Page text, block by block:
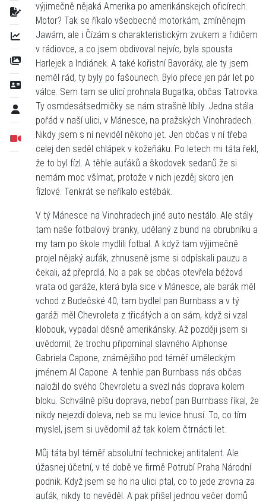
výjimečně nějaká Amerika po amerikánskejch oficírech.
Motor? Tak se říkalo všeobecně motorkám, zmíněnejm
Jawám, ale i Čízám s charakteristickým zvukem a řidičem
v rádiovce, a co jsem obdivoval nejvíc, byla spousta
Harlejek a Indiánek. A také kořistní Bavoráky, ale ty jsem
neměl rád, ty byly po fašounech. Bylo přece jen pár let po
válce. Sem tam se ulicí prohnala Bugatka, občas Tatrovka.
Ty osmdesátsedmičky se nám strašně líbily. Jedna stála
pořád v naší ulici, v Mánesce, na pražských Vinohradech.
Nikdy jsem s ní neviděl někoho jet. Jen občas v ní třeba
celej den seděl chlápek v kožeňáku. Po letech mi táta řekl,
že to byl fízl. A těhle auťáků a škodovek sedanů že si
nemám moc všímat, protože v nich jezděj skoro jen
fízlové. Tenkrát se neříkalo estébák.
V tý Mánesce na Vinohradech jiné auto nestálo. Ale stály
tam naše fotbalový branky, udělaný z bund na obrubníku a
my tam po škole mydlili fotbal. A když tam výjimečně
projel nějaký auťák, zhnuseně jsme si odpískali pauzu a
čekali, až přeprdlá. No a pak se občas otevřela béžová
vrata od garáže, která byla sice v Mánesce, ale barák měl
vchod z Budečské 40, tam bydlel pan Burnbass a v tý
garáži měl Chevroleta z třicátých a on sám, když si vzal
klobouk, vypadal děsně amerikánsky. Až později jsem si
uvědomil, že trochu připomínal slavného Alphonse
Gabriela Capone, známějšího pod téměř uměleckým
jménem Al Capone. A tenhle pan Burnbass nás občas
naložil do svého Chevroletu a svezl nás doprava kolem
bloku. Schválně píšu doprava, neboť pan Burnbass říkal, že
nikdy nejezdí doleva, neb se mu levice hnusí. To, co tím
myslel, jsem si uvědomil až tak kolem čtrnácti let.
Můj táta byl téměř absolutní technickej antitalent. Ale
úžasnej účetní, v té době ve firmě Potrubí Praha Národní
podnik. Když jsem se ho na ulici ptal, co to jede zrovna za
auťák, nikdy to nevěděl. A pak přišel jednou večer domů